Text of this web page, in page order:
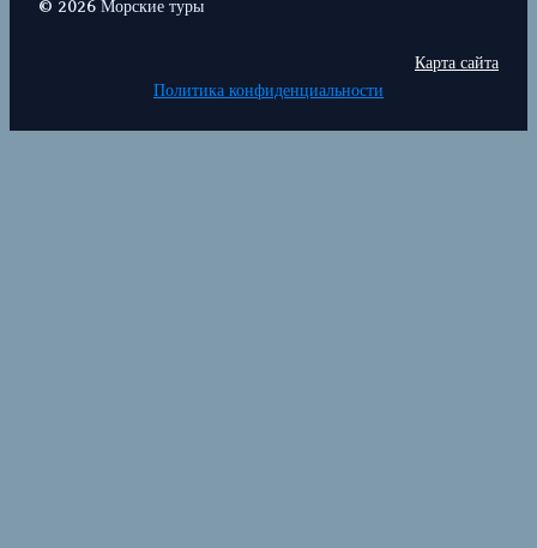
© 2026 Морские туры
Карта сайта
Политика конфиденциальности